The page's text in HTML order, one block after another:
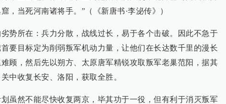
，当死河南诸将手。”（《新唐书·李泌传》）
势所在：兵力分散，战线过长，易于各个击破。因此不急于
要目标定为削弱叛军机动力量，让他们在长达数千里的漫长
顾，然后先以朔方、太原唐军精锐攻取叛军老巢范阳，据其
中收复长安、洛阳，获取全胜。
虽然不能尽快收复两京，毕其功于一役，但有利于消灭叛军